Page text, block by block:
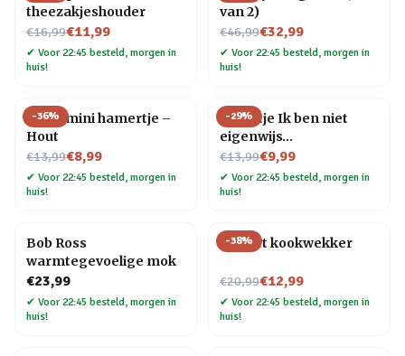
theezakjeshouder
€16,99
Nu voor€11,99
✔ Voor 22:45 besteld, morgen in
huis!
van 2)
€46,99
Nu voor€32,99
✔ Voor 22:45 besteld, morgen in
huis!
-36%
7-in-1 mini hamertje –
Hout
€13,99
Nu voor€8,99
✔ Voor 22:45 besteld, morgen in
huis!
-29%
Tegeltje Ik ben niet
eigenwijs…
€13,99
Nu voor€9,99
✔ Voor 22:45 besteld, morgen in
huis!
Bob Ross
warmtegevoelige mok
€23,99
✔ Voor 22:45 besteld, morgen in
huis!
-38%
Mozart kookwekker
€20,99
Nu voor€12,99
✔ Voor 22:45 besteld, morgen in
huis!